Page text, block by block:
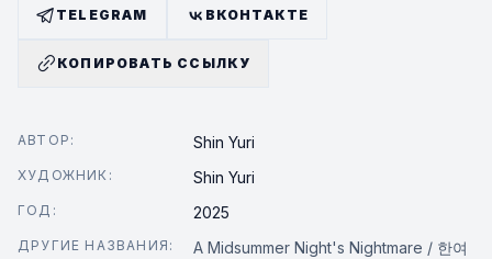
TELEGRAM ВКОНТАКТЕ
КОПИРОВАТЬ ССЫЛКУ
АВТОР: Shin Yuri
ХУДОЖНИК: Shin Yuri
ГОД: 2025
ДРУГИЕ НАЗВАНИЯ:
A Midsummer Night's Nightmare / 한여